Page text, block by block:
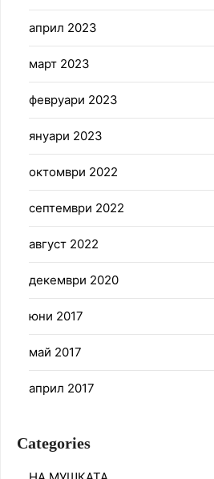
април 2023
март 2023
февруари 2023
януари 2023
октомври 2022
септември 2022
август 2022
декември 2020
юни 2017
май 2017
април 2017
Categories